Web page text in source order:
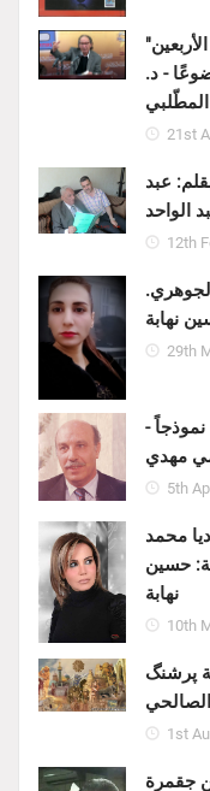
- د.
21st
عبد
الواحد
12th
نهابة
29th
نموذجاً -
مهدي
5th
محمد
حسين
نهابة
10th
پرشنگ
الصالحي
1st
جقمرة